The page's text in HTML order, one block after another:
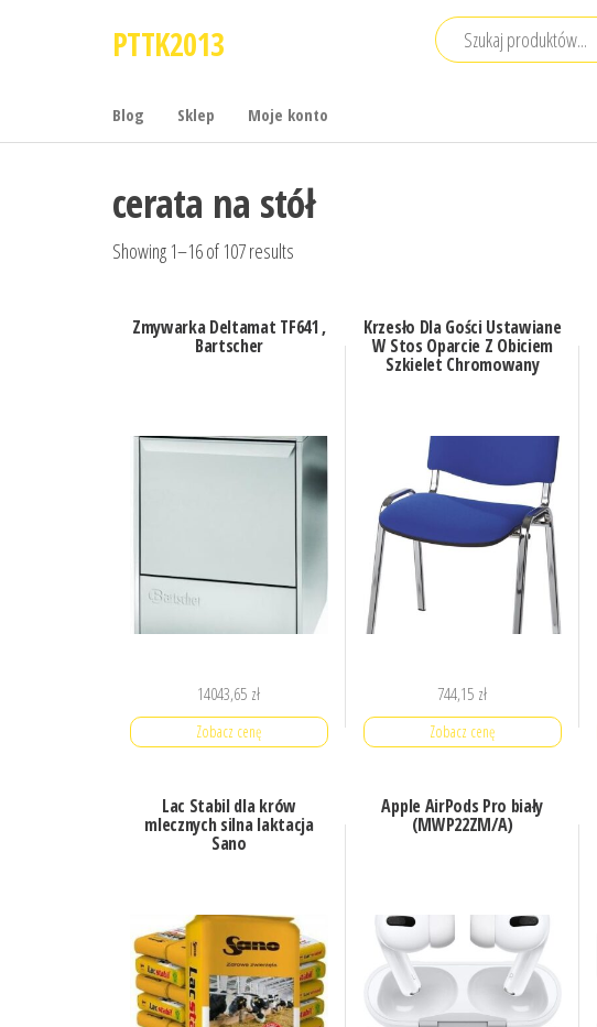
PTTK2013
Blog Sklep Moje konto
cerata na stół
Showing 1–16 of 107 results
Zmywarka Deltamat TF641 ,
Bartscher
14043,65 zł
Zobacz cenę
Krzesło Dla Gości Ustawiane
W Stos Oparcie Z Obiciem
Szkielet Chromowany
744,15 zł
Zobacz cenę
Lac Stabil dla krów
mlecznych silna laktacja
Sano
Apple AirPods Pro biały
(MWP22ZM/A)